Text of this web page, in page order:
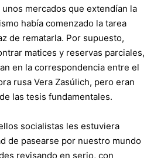
mercados que extendían la
había comenzado la tarea
de rematarla. Por supuesto,
matices y reservas parciales,
en la correspondencia entre el
rusa Vera Zasúlich, pero eran
las tesis fundamentales.
socialistas les estuviera
de pasearse por nuestro mundo
revisando en serio, con